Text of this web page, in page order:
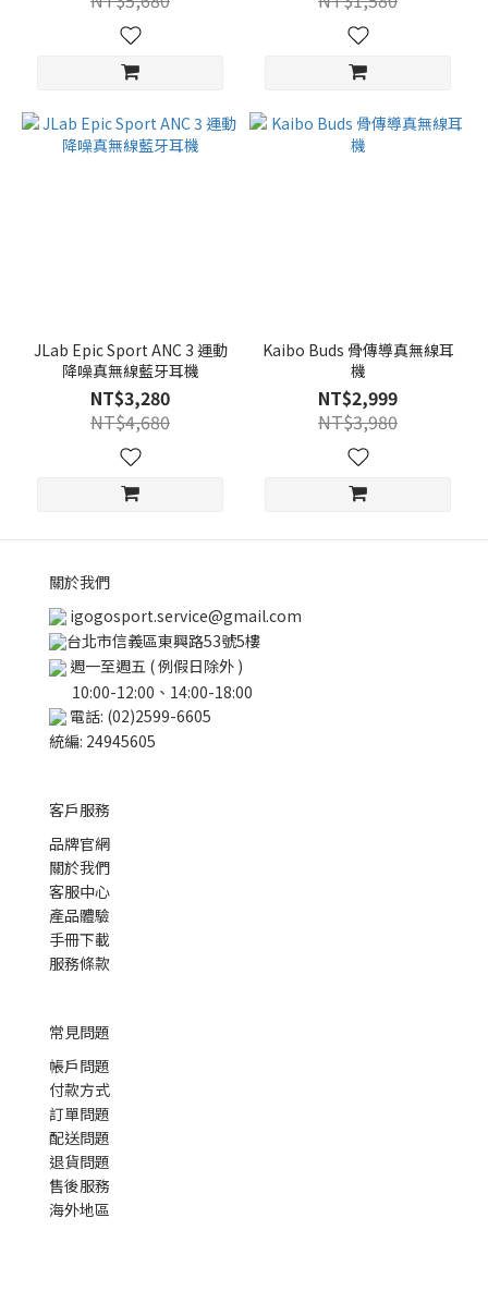
JLab Epic Sport ANC 3 運動
降噪真無線藍牙耳機
NT$3,280
NT$4,680
Kaibo Buds 骨傳導真無線耳
機
NT$2,999
NT$3,980
關於我們
igogosport.service@gmail.com
台北市信義區東興路53號5樓
週一至週五 ( 例假日除外 )
10:00-12:00、14:00-18:00
電話: (02)2599-6605
統編: 24945605
客戶服務
品牌官網
關於我們
客服中心
產品體驗
手冊下載
服務條款
常見問題
帳戶問題
付款方式
訂單問題
配送問題
退貨問題
售後服務
海外地區